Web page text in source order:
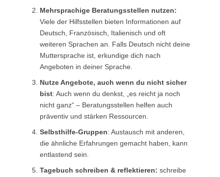
Mehrsprachige Beratungsstellen nutzen:
Viele der Hilfsstellen bieten Informationen auf
Deutsch, Französisch, Italienisch und oft
weiteren Sprachen an. Falls Deutsch nicht deine
Muttersprache ist, erkundige dich nach
Angeboten in deiner Sprache.
Nutze Angebote, auch wenn du nicht sicher
bist: Auch wenn du denkst, „es reicht ja noch
nicht ganz“ – Beratungsstellen helfen auch
präventiv und stärken Ressourcen.
Selbsthilfe-Gruppen: Austausch mit anderen,
die ähnliche Erfahrungen gemacht haben, kann
entlastend sein.
Tagebuch schreiben & reflektieren: schreibe